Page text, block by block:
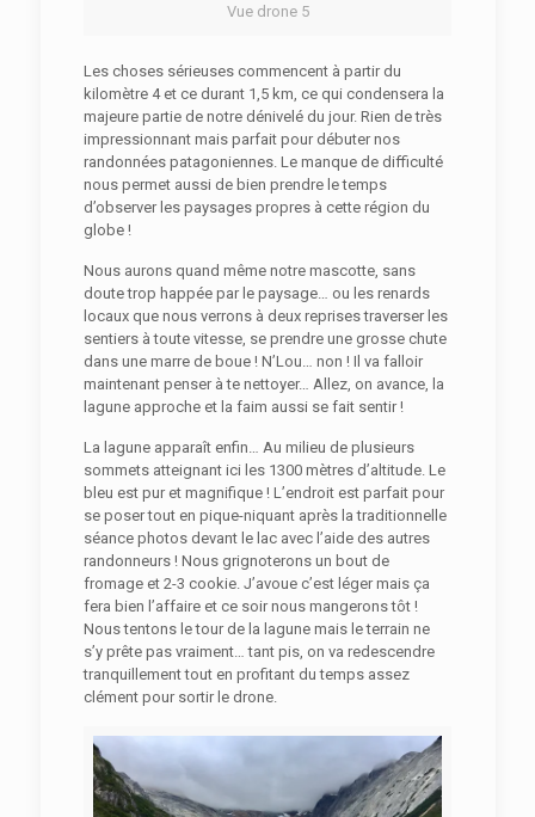
Vue drone 5
Les choses sérieuses commencent à partir du
kilomètre 4 et ce durant 1,5 km, ce qui condensera la
majeure partie de notre dénivelé du jour. Rien de très
impressionnant mais parfait pour débuter nos
randonnées patagoniennes. Le manque de difficulté
nous permet aussi de bien prendre le temps
d’observer les paysages propres à cette région du
globe !
Nous aurons quand même notre mascotte, sans
doute trop happée par le paysage… ou les renards
locaux que nous verrons à deux reprises traverser les
sentiers à toute vitesse, se prendre une grosse chute
dans une marre de boue ! N’Lou… non ! Il va falloir
maintenant penser à te nettoyer… Allez, on avance, la
lagune approche et la faim aussi se fait sentir !
La lagune apparaît enfin… Au milieu de plusieurs
sommets atteignant ici les 1300 mètres d’altitude. Le
bleu est pur et magnifique ! L’endroit est parfait pour
se poser tout en pique-niquant après la traditionnelle
séance photos devant le lac avec l’aide des autres
randonneurs ! Nous grignoterons un bout de
fromage et 2-3 cookie. J’avoue c’est léger mais ça
fera bien l’affaire et ce soir nous mangerons tôt !
Nous tentons le tour de la lagune mais le terrain ne
s’y prête pas vraiment… tant pis, on va redescendre
tranquillement tout en profitant du temps assez
clément pour sortir le drone.